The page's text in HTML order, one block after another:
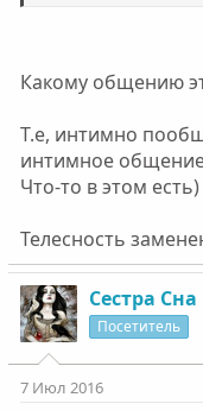
Какому общению
Т.е, интимно
интимное общение
Что-то в этом есть)
Телесность
Сестра Сна
Посетитель
7 Июл 2016